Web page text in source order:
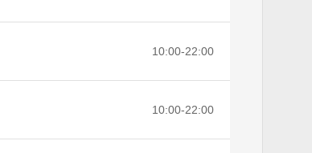
10:00-22:00
10:00-22:00